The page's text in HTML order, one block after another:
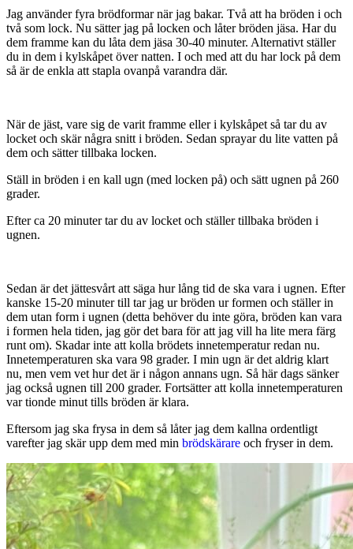
Jag använder fyra brödformar när jag bakar. Två att ha bröden i och
två som lock. Nu sätter jag på locken och låter bröden jäsa. Har du
dem framme kan du låta dem jäsa 30-40 minuter. Alternativt ställer
du in dem i kylskåpet över natten. I och med att du har lock på dem
så är de enkla att stapla ovanpå varandra där.
När de jäst, vare sig de varit framme eller i kylskåpet så tar du av
locket och skär några snitt i bröden. Sedan sprayar du lite vatten på
dem och sätter tillbaka locken.
Ställ in bröden i en kall ugn (med locken på) och sätt ugnen på 260
grader.
Efter ca 20 minuter tar du av locket och ställer tillbaka bröden i
ugnen.
Sedan är det jättesvårt att säga hur lång tid de ska vara i ugnen. Efter
kanske 15-20 minuter till tar jag ur bröden ur formen och ställer in
dem utan form i ugnen (detta behöver du inte göra, bröden kan vara
i formen hela tiden, jag gör det bara för att jag vill ha lite mera färg
runt om). Skadar inte att kolla brödets innetemperatur redan nu.
Innetemperaturen ska vara 98 grader. I min ugn är det aldrig klart
nu, men vem vet hur det är i någon annans ugn. Så här dags sänker
jag också ugnen till 200 grader. Fortsätter att kolla innetemperaturen
var tionde minut tills bröden är klara.
Eftersom jag ska frysa in dem så låter jag dem kallna ordentligt
varefter jag skär upp dem med min brödskärare och fryser in dem.